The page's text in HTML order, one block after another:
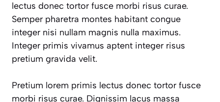
lectus donec tortor fusce morbi risus curae.
Semper pharetra montes habitant congue
integer nisi nullam magnis nulla maximus.
Integer primis vivamus aptent integer risus
pretium gravida velit.
Pretium lorem primis lectus donec tortor fusce
morbi risus curae. Dignissim lacus massa